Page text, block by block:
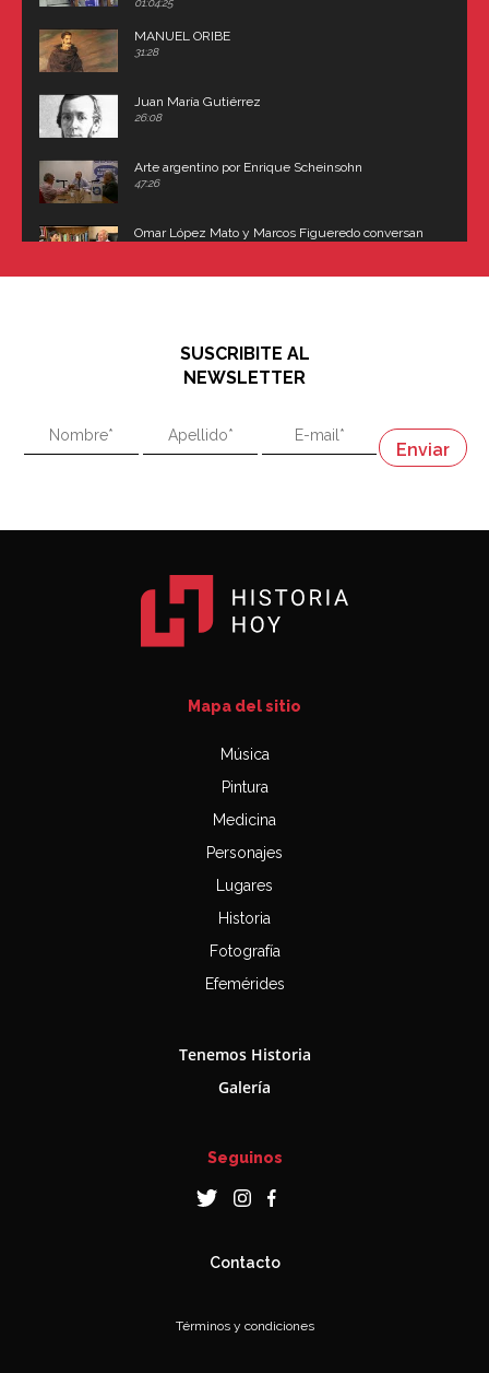
MANUEL ORIBE
31:28
Juan María Gutiérrez
26:08
Arte argentino por Enrique Scheinsohn
47:26
Omar López Mato y Marcos Figueredo conversan
"En política, la estupidez no es una desventaja"
"En política, la estupidez no es una desventaja"
Napoleón
SUSCRIBITE AL
NEWSLETTER
Mapa del sitio
Música
Pintura
Medicina
Personajes
Lugares
Historia
Fotografía
Efemérides
Tenemos Historia
Galería
Seguinos
Contacto
Términos y condiciones